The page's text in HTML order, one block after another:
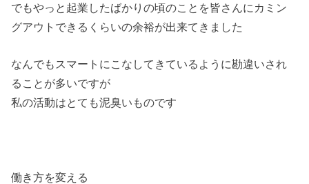
でもやっと起業したばかりの頃のことを皆さんにカミン
グアウトできるくらいの余裕が出来てきました
なんでもスマートにこなしてきているように勘違いされ
ることが多いですが
私の活動はとても泥臭いものです
働き方を変える